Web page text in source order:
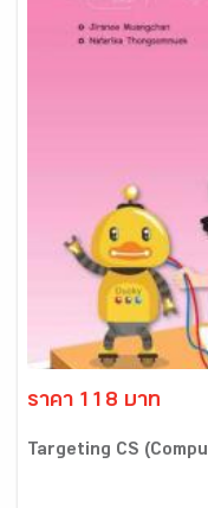
ราคา 118 บาท
Targeting CS